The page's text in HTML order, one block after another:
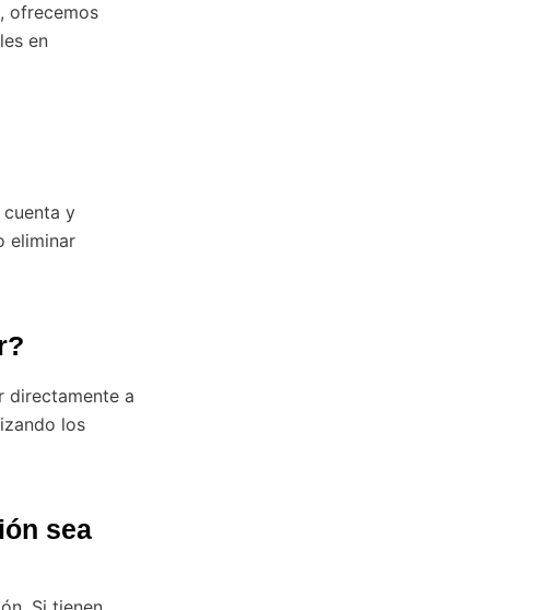
ofrecemos
en
y
eliminar
directamente a
los
sea